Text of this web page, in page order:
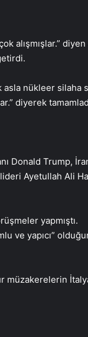
alışmışlar.” diyen
asla nükleer silaha
diyerek
Donald Trump,
Ayetullah Ali
yapmıştı.
ve yapıcı”